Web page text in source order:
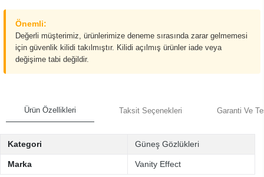
Önemli:
Değerli müşterimiz, ürünlerimize deneme sırasında zarar gelmemesi
için güvenlik kilidi takılmıştır. Kilidi açılmış ürünler iade veya
değişime tabi değildir.
Ürün Özellikleri Taksit Seçenekleri Garanti Ve
Kategori Güneş Gözlükleri
Marka Vanity Effect